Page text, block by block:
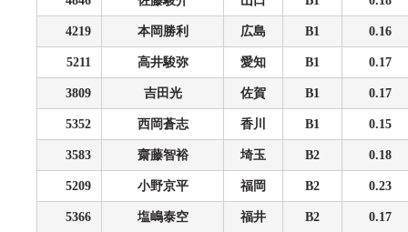
4219 本岡勝利 広島 B1 0.16
5211 高井駿弥 愛知 B1 0.17
3809 吉田光 佐賀 B1 0.17
5352 西岡蒼志 香川 B1 0.15
3583 齋藤智裕 埼玉 B2 0.18
5209 小野京平 福岡 B2 0.23
5366 塩嶋泰空 福井 B2 0.17